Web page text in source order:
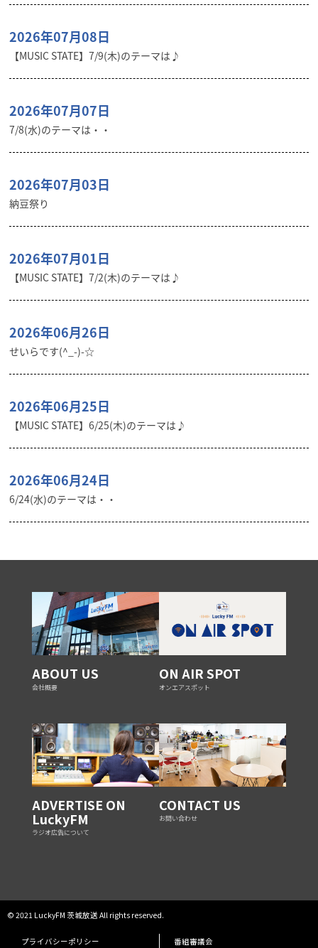
2026年07月08日
【MUSIC STATE】7/9(木)のテーマは♪
2026年07月07日
7/8(水)のテーマは・・
2026年07月03日
納豆祭り
2026年07月01日
【MUSIC STATE】7/2(木)のテーマは♪
2026年06月26日
せいらです(^_-)-☆
2026年06月25日
【MUSIC STATE】6/25(木)のテーマは♪
2026年06月24日
6/24(水)のテーマは・・
ABOUT US
会社概要
ON AIR SPOT
オンエアスポット
ADVERTISE ON
LuckyFM
ラジオ広告について
CONTACT US
お問い合わせ
© 2021 LuckyFM 茨城放送 All rights reserved.
プライバシーポリシー 番組審議会